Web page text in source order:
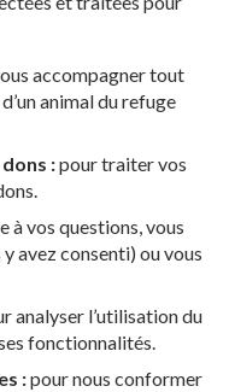
accompagner tout
animal du refuge
:pour traiter vos
à vos questions, vous
avez consenti) ou vous
analyser l’utilisation du
fonctionnalités.
:pour nous conformer